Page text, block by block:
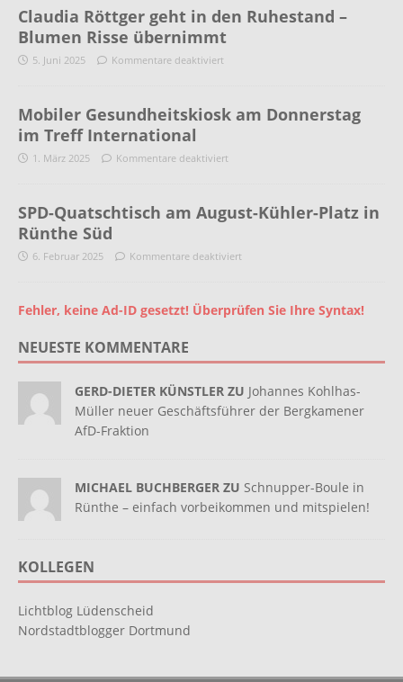
Claudia Röttger geht in den Ruhestand –
Blumen Risse übernimmt
5. Juni 2025 Kommentare deaktiviert
Mobiler Gesundheitskiosk am Donnerstag
im Treff International
1. März 2025 Kommentare deaktiviert
SPD-Quatschtisch am August-Kühler-Platz in
Rünthe Süd
6. Februar 2025 Kommentare deaktiviert
Fehler, keine Ad-ID gesetzt! Überprüfen Sie Ihre Syntax!
NEUESTE KOMMENTARE
GERD-DIETER KÜNSTLER ZU Johannes Kohlhas-
Müller neuer Geschäftsführer der Bergkamener
AfD-Fraktion
MICHAEL BUCHBERGER ZU Schnupper-Boule in
Rünthe – einfach vorbeikommen und mitspielen!
KOLLEGEN
Lichtblog Lüdenscheid
Nordstadtblogger Dortmund